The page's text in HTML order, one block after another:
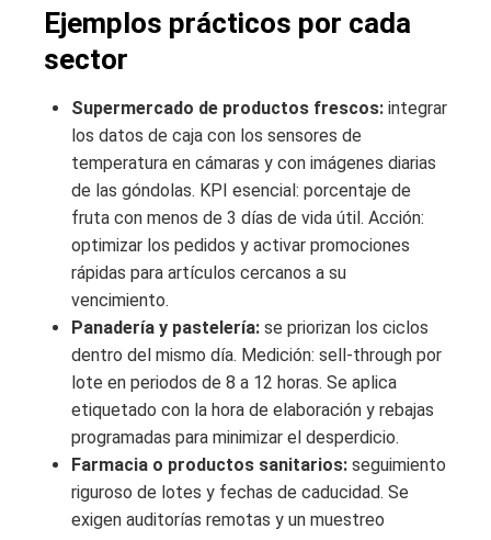
Ejemplos prácticos por cada
sector
Supermercado de productos frescos: integrar
los datos de caja con los sensores de
temperatura en cámaras y con imágenes diarias
de las góndolas. KPI esencial: porcentaje de
fruta con menos de 3 días de vida útil. Acción:
optimizar los pedidos y activar promociones
rápidas para artículos cercanos a su
vencimiento.
Panadería y pastelería: se priorizan los ciclos
dentro del mismo día. Medición: sell-through por
lote en periodos de 8 a 12 horas. Se aplica
etiquetado con la hora de elaboración y rebajas
programadas para minimizar el desperdicio.
Farmacia o productos sanitarios: seguimiento
riguroso de lotes y fechas de caducidad. Se
exigen auditorías remotas y un muestreo